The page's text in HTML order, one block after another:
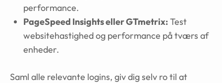
performance.
PageSpeed Insights eller GTmetrix:Test
websitehastighed og performance på tværs af
enheder.
Saml alle relevante logins, giv dig selv ro til at